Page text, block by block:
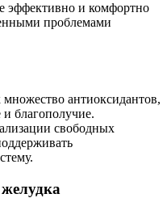
эффективно и комфортно
проблемами
антиоксидантов,
благополучие.
свободных